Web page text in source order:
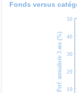
Fonds versus
10
20
30
40
50
Perf. annualisée 3 ans (%)